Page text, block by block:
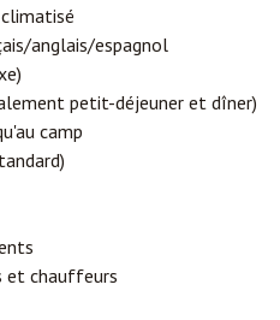
anglais/espagnol
petit-déjeuner et dîner)
camp
et chauffeurs